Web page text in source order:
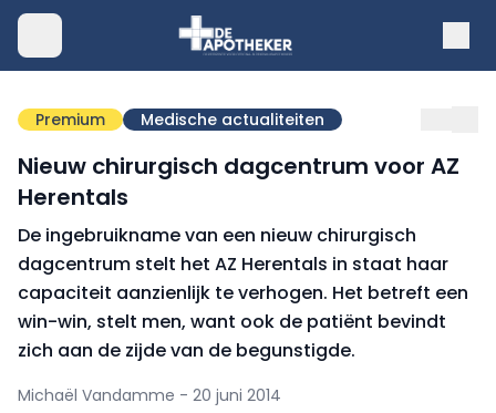
Premium Medische actualiteiten
Nieuw chirurgisch dagcentrum voor AZ
Herentals
De ingebruikname van een nieuw chirurgisch
dagcentrum stelt het AZ Herentals in staat haar
capaciteit aanzienlijk te verhogen. Het betreft een
win-win, stelt men, want ook de patiënt bevindt
zich aan de zijde van de begunstigde.
Michaël Vandamme - 20 juni 2014